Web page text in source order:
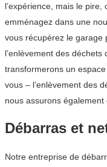
l’expérience, mais le pire,
emménagez dans une
vous récupérez le garage
l’enlèvement des
transformerons un
vous – l’enlèvement des
nous assurons
Débarras et
Notre entreprise de